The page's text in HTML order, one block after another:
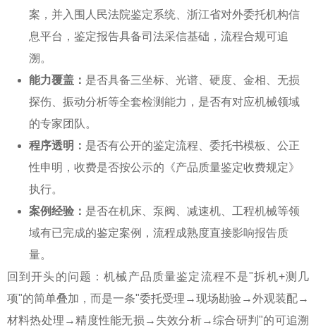
案，并入围人民法院鉴定系统、浙江省对外委托机构信
息平台，鉴定报告具备司法采信基础，流程合规可追
溯。
能力覆盖： 是否具备三坐标、光谱、硬度、金相、无损
探伤、振动分析等全套检测能力，是否有对应机械领域
的专家团队。
程序透明： 是否有公开的鉴定流程、委托书模板、公正
性申明，收费是否按公示的《产品质量鉴定收费规定》
执行。
案例经验： 是否在机床、泵阀、减速机、工程机械等领
域有已完成的鉴定案例，流程成熟度直接影响报告质
量。
回到开头的问题：机械产品质量鉴定流程不是"拆机+测几
项"的简单叠加，而是一条"委托受理→现场勘验→外观装配→
材料热处理→精度性能无损→失效分析→综合研判"的可追溯